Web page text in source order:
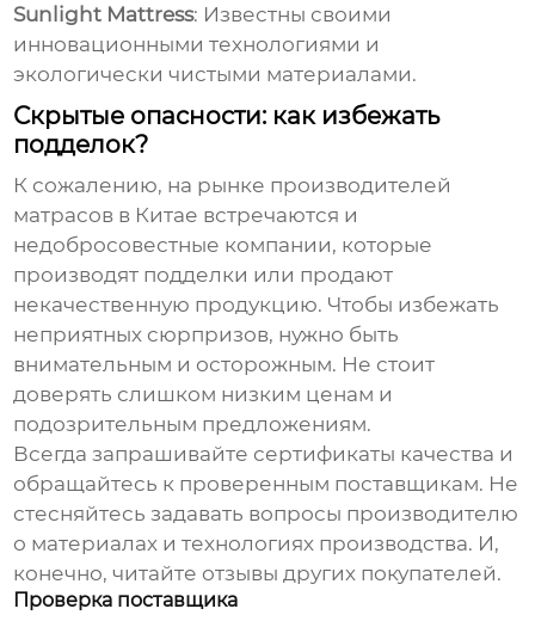
Sunlight Mattress: Известны своими
инновационными технологиями и
экологически чистыми материалами.
Скрытые опасности: как избежать
подделок?
К сожалению, на рынке производителей
матрасов в Китае встречаются и
недобросовестные компании, которые
производят подделки или продают
некачественную продукцию. Чтобы избежать
неприятных сюрпризов, нужно быть
внимательным и осторожным. Не стоит
доверять слишком низким ценам и
подозрительным предложениям.
Всегда запрашивайте сертификаты качества и
обращайтесь к проверенным поставщикам. Не
стесняйтесь задавать вопросы производителю
о материалах и технологиях производства. И,
конечно, читайте отзывы других покупателей.
Проверка поставщика